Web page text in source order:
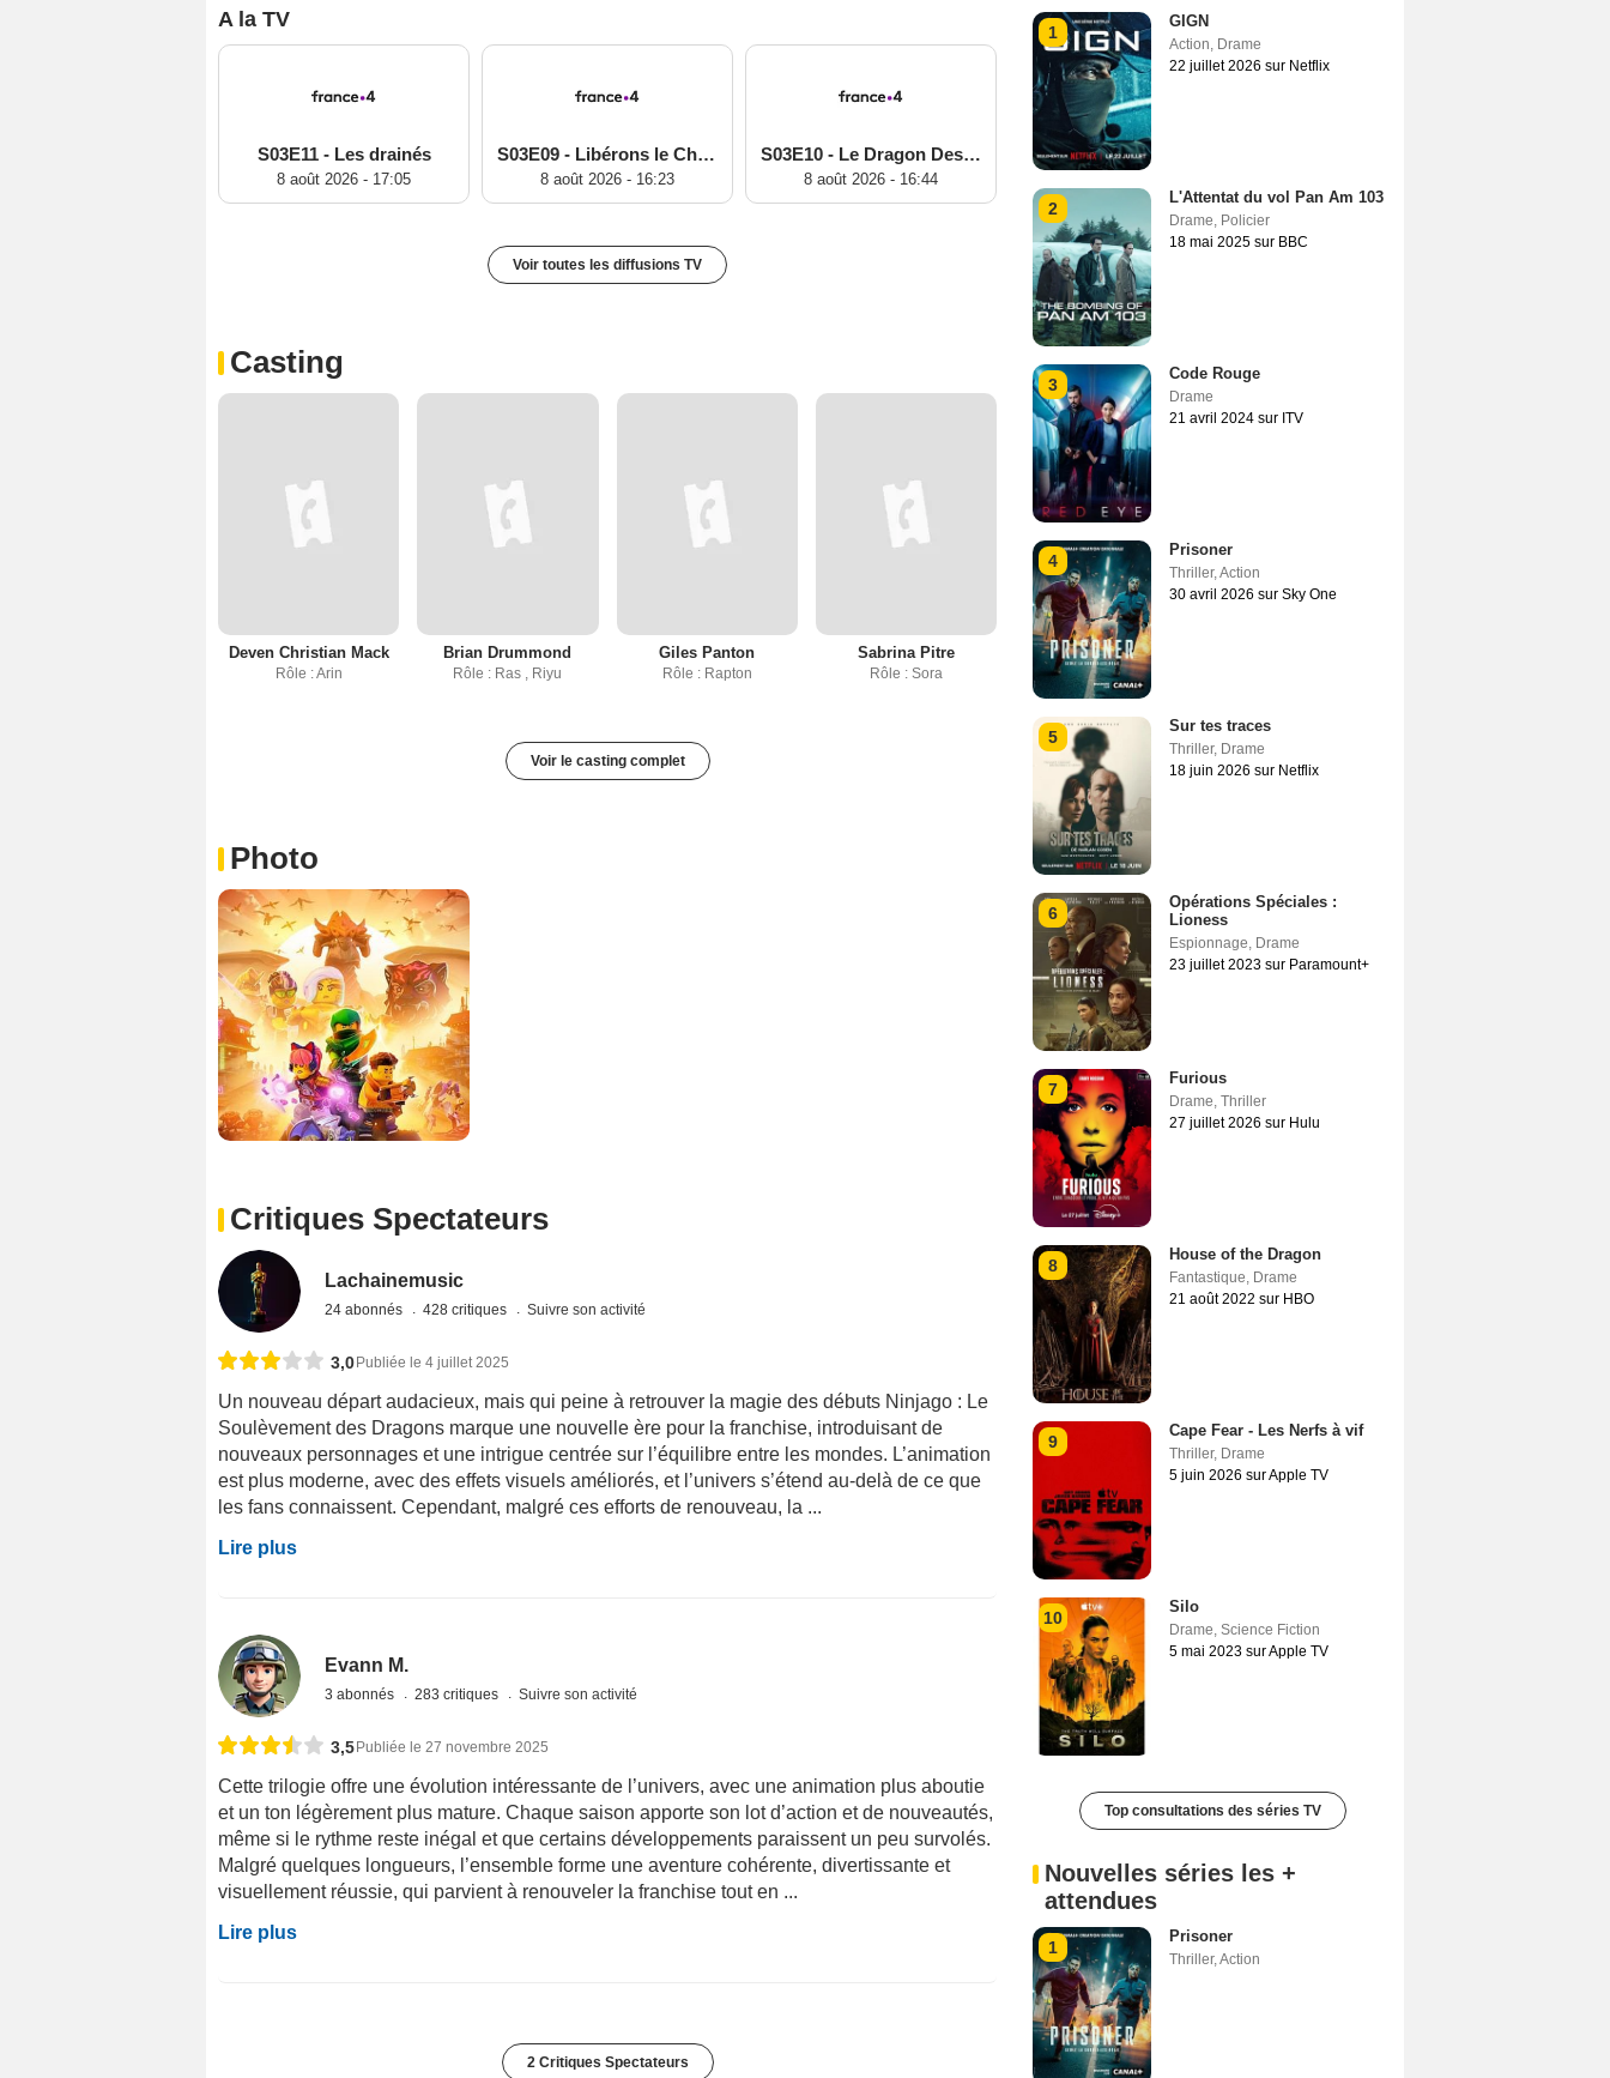
A la TV
S03E11 - Les drainés
8 août 2026 - 17:05
S03E09 - Libérons le Chaos !
8 août 2026 - 16:23
S03E10 - Le Dragon Destructeur
8 août 2026 - 16:44
Voir toutes les diffusions TV
Casting
Deven Christian Mack
Rôle : Arin
Brian Drummond
Rôle : Ras , Riyu
Giles Panton
Rôle : Rapton
Sabrina Pitre
Rôle : Sora
Voir le casting complet
Photo
Critiques Spectateurs
Lachainemusic
24 abonnés 428 critiques Suivre son activité
3,0Publiée le 4 juillet 2025
Un nouveau départ audacieux, mais qui peine à retrouver la magie des débuts Ninjago : Le
Soulèvement des Dragons marque une nouvelle ère pour la franchise, introduisant de
nouveaux personnages et une intrigue centrée sur l’équilibre entre les mondes. L’animation
est plus moderne, avec des effets visuels améliorés, et l’univers s’étend au-delà de ce que
les fans connaissent. Cependant, malgré ces efforts de renouveau, la ...
Lire plus
Evann M.
3 abonnés 283 critiques Suivre son activité
3,5 Publiée le 27 novembre 2025
Cette trilogie offre une évolution intéressante de l’univers, avec une animation plus aboutie
et un ton légèrement plus mature. Chaque saison apporte son lot d’action et de nouveautés,
même si le rythme reste inégal et que certains développements paraissent un peu survolés.
Malgré quelques longueurs, l’ensemble forme une aventure cohérente, divertissante et
visuellement réussie, qui parvient à renouveler la franchise tout en ...
Lire plus
2 Critiques Spectateurs
1
GIGN
Action, Drame
22 juillet 2026 sur Netflix
2
L'Attentat du vol Pan Am 103
Drame, Policier
18 mai 2025 sur BBC
3
Code Rouge
Drame
21 avril 2024 sur ITV
4
Prisoner
Thriller,Action
30 avril 2026 sur Sky One
5
Sur tes traces
Thriller, Drame
18 juin 2026 sur Netflix
6
Opérations Spéciales :
Lioness
Espionnage, Drame
23 juillet 2023 sur Paramount+
7
Furious
Drame, Thriller
27 juillet 2026 sur Hulu
8
House of the Dragon
Fantastique, Drame
21 août 2022 sur HBO
9
Cape Fear - Les Nerfs à vif
Thriller, Drame
5 juin 2026 sur Apple TV
10
Silo
Drame, Science Fiction
5 mai 2023 sur Apple TV
Top consultations des séries TV
Nouvelles séries les +
attendues
1
Prisoner
Thriller,Action